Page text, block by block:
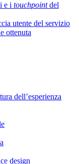
e i touchpointdel
utente del servizio
ottenuta
dell’esperienza
design